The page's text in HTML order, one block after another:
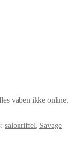
våben ikke online.
salonriffel, Savage